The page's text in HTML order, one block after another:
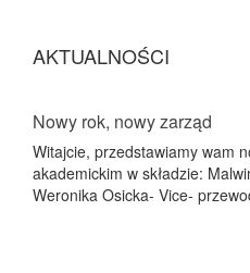
AKTUALNOŚCI
Nowy rok, nowy zarząd
Witajcie, przedstawiamy wam
akademickim w składzie:
Weronika Osicka- Vice-